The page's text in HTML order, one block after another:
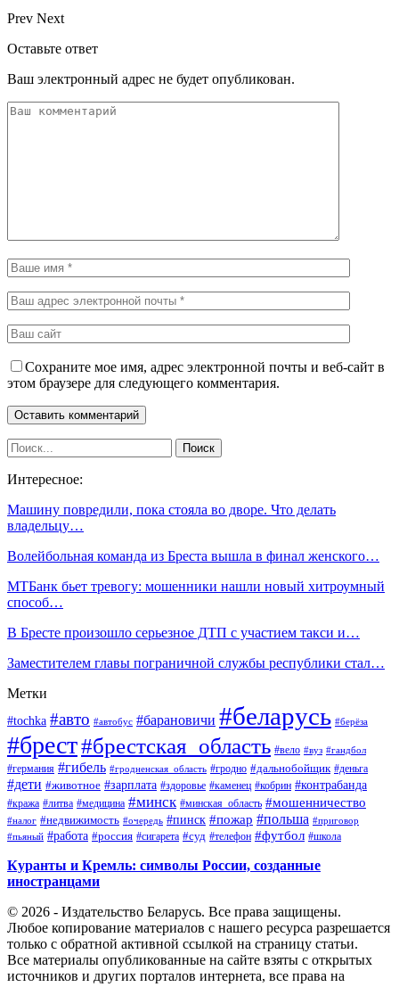
Prev Next
Оставьте ответ
Ваш электронный адрес не будет опубликован.
Сохраните мое имя, адрес электронной почты и веб-сайт в
этом браузере для следующего комментария.
Интересное:
Машину повредили, пока стояла во дворе. Что делать
владельцу…
Волейбольная команда из Бреста вышла в финал женского…
МТБанк бьет тревогу: мошенники нашли новый хитроумный
способ…
В Бресте произошло серьезное ДТП с участием такси и…
Заместителем главы пограничной службы республики стал…
Метки
#tochka #авто #автобус #барановичи #беларусь #берёза
#брест#брестская_область #вело #вуз #гандбол
#германия #гибель #гродненская_область #гродно #дальнобойщик #деньга
#дети #животное #зарплата #здоровье #каменец #кобрин #контрабанда
#кража #литва #медицина #минск #минская_область #мошенничество
#налог #недвижимость #очередь #пинск #пожар #польша #приговор
#пьяный #работа #россия #сигарета #суд #телефон #футбол #школа
Куранты и Кремль: символы России, созданные
иностранцами
© 2026 - Издательство Беларусь. Все права защищены.
Любое копирование материалов с нашего ресурса разрешается
только с обратной активной ссылкой на страницу статьи.
Все материалы опубликованные на сайте взяты с открытых
источников и других порталов интернета, все права на